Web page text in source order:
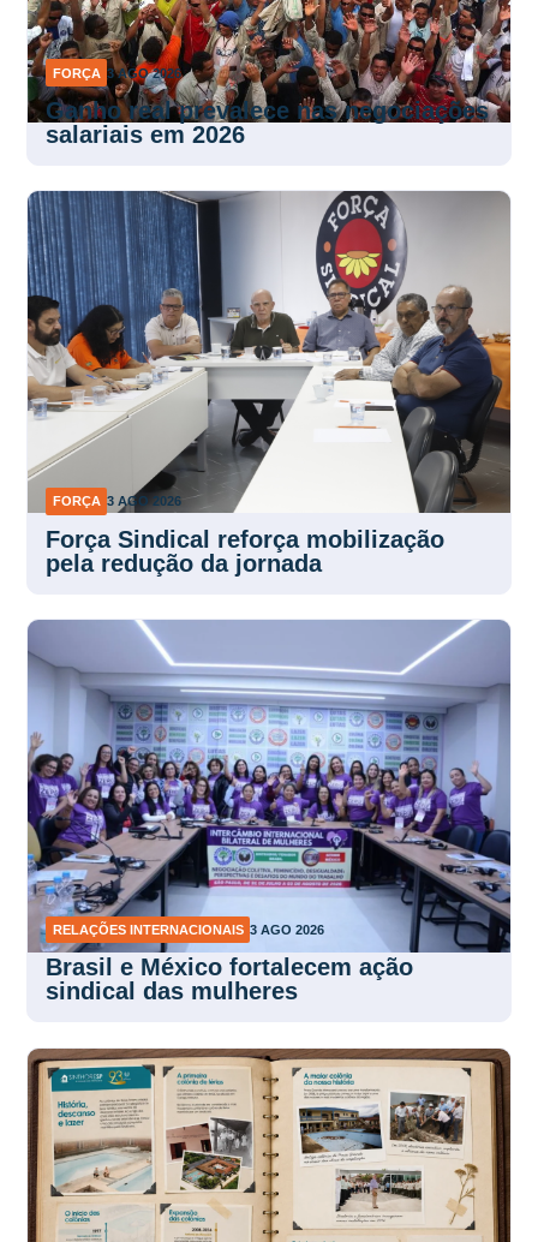
FORÇA 3 AGO 2026
Ganho real prevalece nas negociações
salariais em 2026
FORÇA 3 AGO 2026
Força Sindical reforça mobilização
pela redução da jornada
RELAÇÕES INTERNACIONAIS 3 AGO 2026
Brasil e México fortalecem ação
sindical das mulheres